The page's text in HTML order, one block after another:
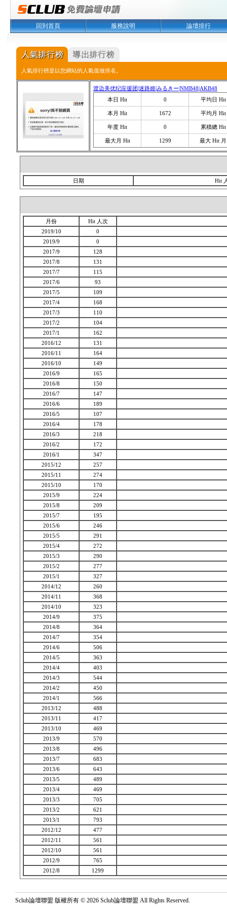
回到首頁 服務說明 論壇排行
人氣排行榜是以您網站的人氣值做排名。
渡边美优纪应援团|迷路姬|みるきー|NMB48|AKB48
本日 Hit
0 平均日 Hit
本月 Hit 1672 平均月 Hit
年度 Hit 0 累積總 Hit
最大月 Hit 1299 最大 Hit 月
日期 Hit
月份
Hit 人次
2019/10
0
2019/9
0
2017/9
128
2017/8
131
2017/7
115
2017/6
93
2017/5
109
2017/4
168
2017/3
110
2017/2
104
2017/1
162
2016/12
131
2016/11
164
2016/10
149
2016/9
165
2016/8
150
2016/7
147
2016/6
189
2016/5
107
2016/4
178
2016/3
218
2016/2
172
2016/1
347
2015/12
257
2015/11
274
2015/10
170
2015/9
224
2015/8
209
2015/7
195
2015/6
246
2015/5
291
2015/4
272
2015/3
290
2015/2
277
2015/1
327
2014/12
260
2014/11
368
2014/10
323
2014/9
375
2014/8
364
2014/7
354
2014/6
506
2014/5
363
2014/4
403
2014/3
544
2014/2
450
2014/1
566
2013/12
488
2013/11
417
2013/10
469
2013/9
570
2013/8
496
2013/7
683
2013/6
643
2013/5
489
2013/4
469
2013/3
705
2013/2
621
2013/1
793
2012/12
477
2012/11
561
2012/10
561
2012/9
765
2012/8
1299
Sclub論壇聯盟 版權所有 © 2026 Sclub論壇聯盟 All Rights Reserved.